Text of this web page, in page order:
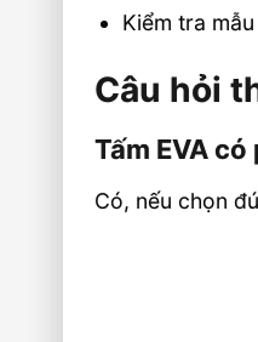
Kiểm tra
Câu hỏi
Tấm EVA
Có, nếu chọn